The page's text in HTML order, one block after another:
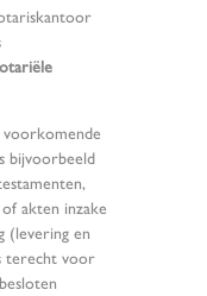
bijvoorbeeld
akten inzake
(levering en
terecht voor